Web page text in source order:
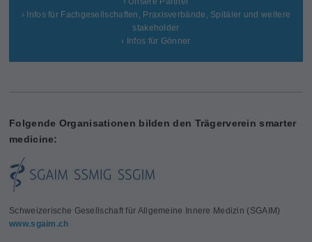
› Infos für Fachgesellschaften, Praxisverbände, Spitäler und weitere
stakeholder
› Infos für Gönner
Folgende Organisationen bilden den Trägerverein smarter
medicine:
Schweizerische Gesellschaft für Allgemeine Innere Medizin (SGAIM)
www.sgaim.ch